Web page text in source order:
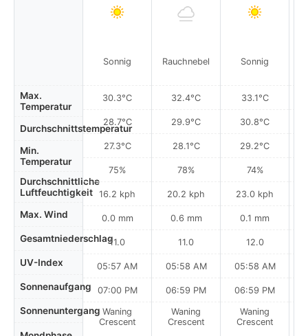
Max.
Temperatur
Durchschnittstemperatur
Min.
Temperatur
Durchschnittliche
Luftfeuchtigkeit
Max. Wind
Gesamtniederschlag
UV-Index
Sonnenaufgang
Sonnenuntergang
Sonnig
30.3°C
28.7°C
27.3°C
75%
16.2 kph
0.0 mm
11.0
05:57 AM
07:00 PM
Waning
Crescent
Rauchnebel
32.4°C
29.9°C
28.1°C
78%
20.2 kph
0.6 mm
11.0
05:58 AM
06:59 PM
Waning
Crescent
Sonnig
33.1°C
30.8°C
29.2°C
74%
23.0 kph
0.1 mm
12.0
05:58 AM
06:59 PM
Waning
Crescent